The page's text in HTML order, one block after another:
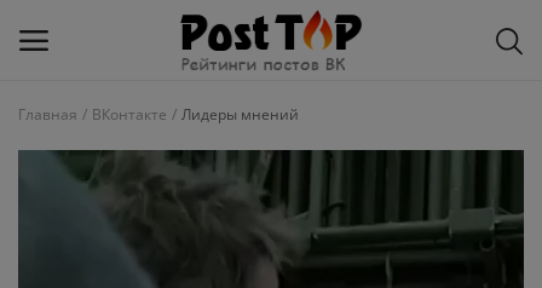
блог
Главная ВКонтакте Лидеры мнений